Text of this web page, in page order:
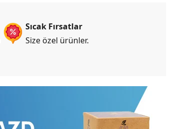
Sıcak Fırsatlar
Size özel ürünler.